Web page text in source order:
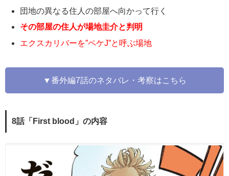
団地の異なる住人の部屋へ向かって行く
その部屋の住人が場地圭介と判明
エクスカリバーを”ペケJ”と呼ぶ場地
▼番外編7話のネタバレ・考察はこちら
8話「First blood」の内容